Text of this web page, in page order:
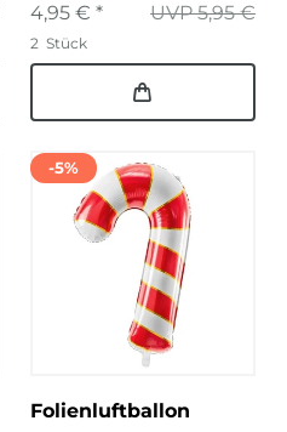
UVP 5,95 €
4,95 € *
2 Stück
-5%
Folienluftballon